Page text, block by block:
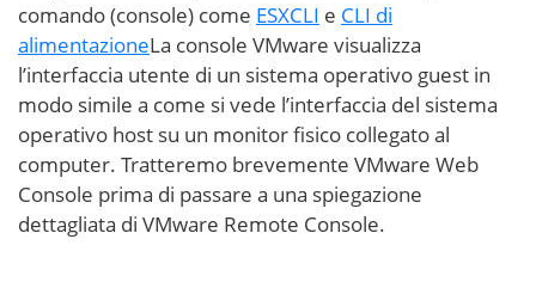
comando (console) come ESXCLI e CLI di
alimentazioneLa console VMware visualizza
l’interfaccia utente di un sistema operativo guest in
modo simile a come si vede l’interfaccia del sistema
operativo host su un monitor fisico collegato al
computer. Tratteremo brevemente VMware Web
Console prima di passare a una spiegazione
dettagliata di VMware Remote Console.